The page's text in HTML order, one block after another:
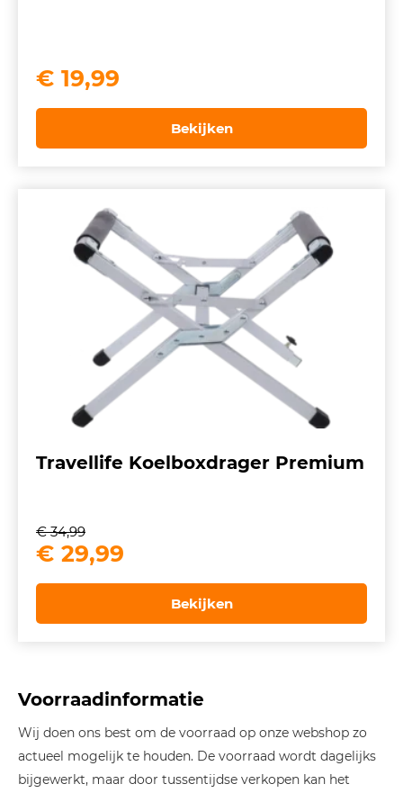
€ 19,99
Bekijken
Travellife Koelboxdrager Premium
€34,99
Oorspronkelijke
€ 34,99.
€ 29,99
€ 29,99.
Bekijken
Voorraadinformatie
Wij doen ons best om de voorraad op onze webshop zo
actueel mogelijk te houden. De voorraad wordt dagelijks
bijgewerkt, maar door tussentijdse verkopen kan het